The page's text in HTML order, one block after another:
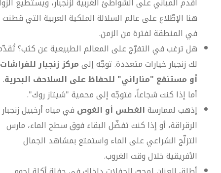
هنا الإطّلاع على عالم السلالة الملكية العربية التي قطنت
في المنطقة لفترة من الزمن.
هل ترغب في التفرّج على المعالم الطبيعية عن كثب؟
لك زنجبار خيارات متعددة. توجّه إلىمركز زنجبار
أو مستنقع "مناراني" للحفاظ على السلاحف البحرية.
أما إذا كنت شجاعاً، فتوجّه إلى محمية "شيتاز روك".
إذهب لممارسةالغطس أو الغوص في مياه أرخبيل زنجبار
الرقراقة، أو إذا كنت تفضّل البقاء فوق سطح الماء، مارس
التزلّج الشراعي على الماء واستمتع بمشاهد الجمال
الأفريقية خلال وقت الغروب.